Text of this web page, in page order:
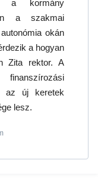
a kormány
a szakmai
okán
a hogyan
Zita rektor. A
az új keretek
lesz.